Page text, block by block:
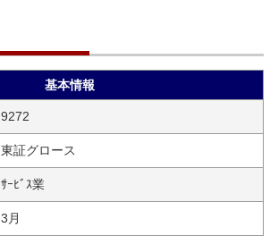
基本情報
9272
東証グロース
ｻｰﾋﾞｽ業
3月